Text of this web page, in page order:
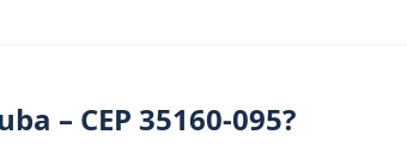
– CEP 35160-095?